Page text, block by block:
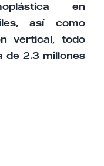
en
así como
vertical, todo
de 2.3 millones